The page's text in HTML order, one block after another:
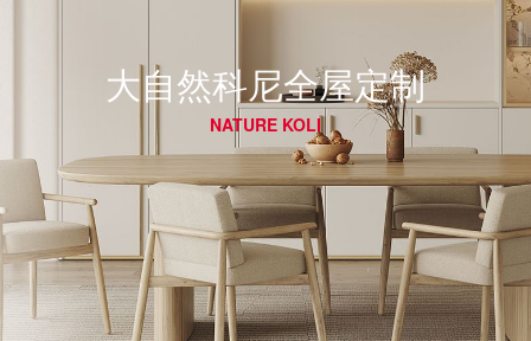
大自然科尼全屋定制
NATURE KOLI